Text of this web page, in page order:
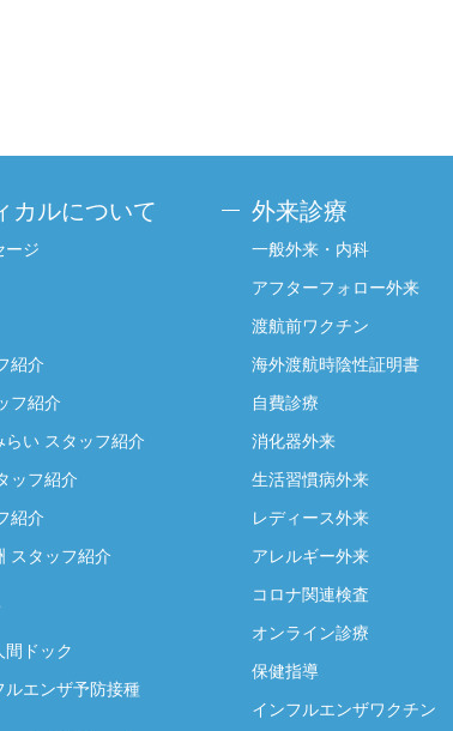
カルについて
ージ
紹介
フ紹介
らい スタッフ紹介
ッフ紹介
紹介
スタッフ紹介
間ドック
ルエンザ予防接種
外来診療
一般外来・内科
アフターフォロー外来
渡航前ワクチン
海外渡航時陰性証明書
自費診療
消化器外来
生活習慣病外来
レディース外来
アレルギー外来
コロナ関連検査
オンライン診療
保健指導
インフルエンザワクチン